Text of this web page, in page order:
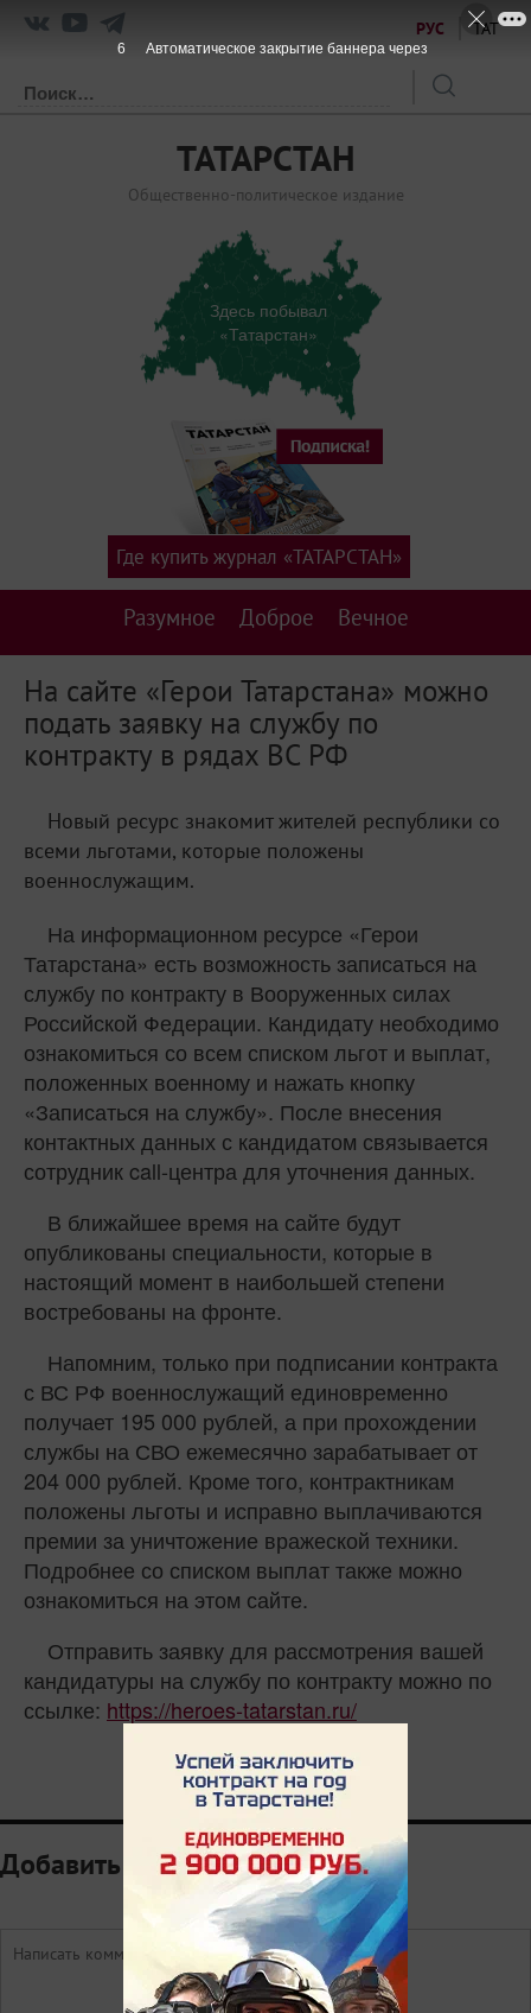
РУС ТАТ
ТАТАРСТАН
Общественно-политическое издание
Здесь побывал
«Татарстан»
Разумное Доброе Вечное
Где купить журнал «ТАТАРСТАН»
На сайте «Герои Татарстана» можно
подать заявку на службу по
контракту в рядах ВС РФ
Новый ресурс знакомит жителей республики со
всеми льготами, которые положены
военнослужащим.
На информационном ресурсе «Герои
Татарстана» есть возможность записаться на
службу по контракту в Вооруженных силах
Российской Федерации. Кандидату необходимо
ознакомиться со всем списком льгот и выплат,
положенных военному и нажать кнопку
«Записаться на службу». После внесения
контактных данных с кандидатом связывается
сотрудник call-центра для уточнения данных.
В ближайшее время на сайте будут
опубликованы специальности, которые в
настоящий момент в наибольшей степени
востребованы на фронте.
Напомним, только при подписании контракта
с ВС РФ военнослужащий единовременно
получает 195 000 рублей, а при прохождении
службы на СВО ежемесячно зарабатывает от
204 000 рублей. Кроме того, контрактникам
положены льготы и исправно выплачиваются
премии за уничтожение вражеской техники.
Подробнее со списком выплат также можно
ознакомиться на этом сайте.
Отправить заявку для рассмотрения вашей
кандидатуры на службу по контракту можно по
ссылке: https://heroes-tatarstan.ru/
0
Добавить комментарий
6 Автоматическое закрытие баннера через